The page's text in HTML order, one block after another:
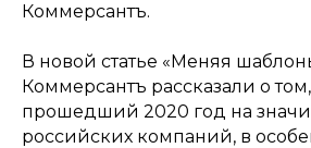
Коммерсантъ.
В новой статье «Меняя
Коммерсантъ рассказали о
прошедший 2020 год на
российских компаний, в